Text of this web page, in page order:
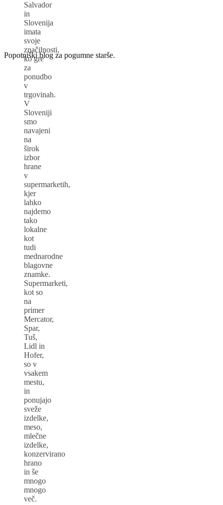
Popotniški blog za pogumne starše.
Salvador
in
Slovenija
imata
svoje
značilnosti,
ko gre
za
ponudbo
v
trgovinah.
V
Sloveniji
smo
navajeni
na
širok
izbor
hrane
v
supermarketih,
kjer
lahko
najdemo
tako
lokalne
kot
tudi
mednarodne
blagovne
znamke.
Supermarketi,
kot so
na
primer
Mercator,
Spar,
Tuš,
Lidl in
Hofer,
so v
vsakem
mestu,
in
ponujajo
sveže
izdelke,
meso,
mlečne
izdelke,
konzervirano
hrano
in še
mnogo
mnogo
več.